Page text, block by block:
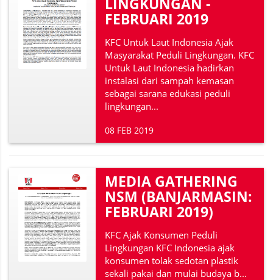
FEBRUARI 2019
KFC Untuk Laut Indonesia Ajak
Masyarakat Peduli Lingkungan. KFC
Untuk Laut Indonesia hadirkan
instalasi dari sampah kemasan
sebagai sarana edukasi peduli
lingkungan...
08 FEB 2019
MEDIA GATHERING
NSM (BANJARMASIN:
FEBRUARI 2019)
KFC Ajak Konsumen Peduli
Lingkungan KFC Indonesia ajak
konsumen tolak sedotan plastik
sekali pakai dan mulai budaya b...